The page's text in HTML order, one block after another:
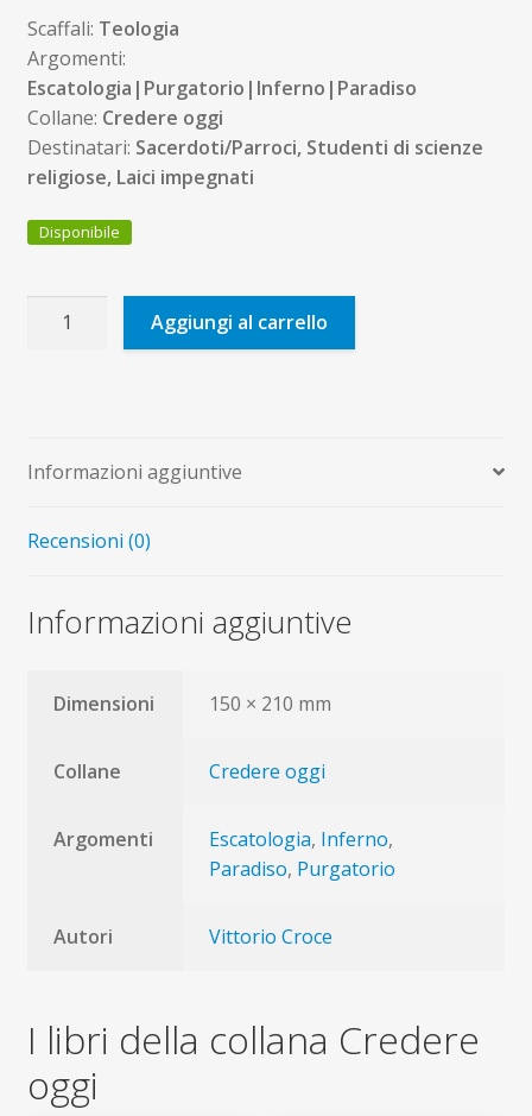
Scaffali: Teologia
Argomenti:
Escatologia|Purgatorio|Inferno|Paradiso
Collane: Credere oggi
Destinatari: Sacerdoti/Parroci, Studenti di scienze
religiose, Laici impegnati
Disponibile
Allora
quantità
Aggiungi al carrello
Informazioni aggiuntive
Recensioni (0)
Informazioni aggiuntive
Dimensioni 150 × 210 mm
Collane Credere oggi
Argomenti Escatologia, Inferno,
Paradiso, Purgatorio
Autori Vittorio Croce
I libri della collana Credere
oggi